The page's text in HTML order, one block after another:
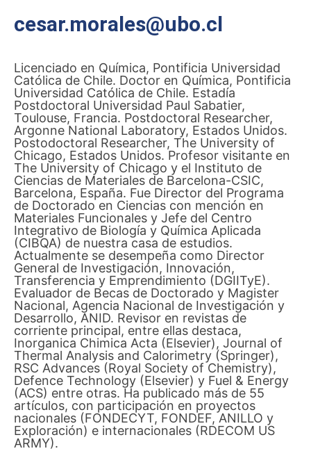
cesar.morales@ubo.cl
Licenciado en Química, Pontificia Universidad
Católica de Chile. Doctor en Química, Pontificia
Universidad Católica de Chile. Estadía
Postdoctoral Universidad Paul Sabatier,
Toulouse, Francia. Postdoctoral Researcher,
Argonne National Laboratory, Estados Unidos.
Postodoctoral Researcher, The University of
Chicago, Estados Unidos. Profesor visitante en
The University of Chicago y el Instituto de
Ciencias de Materiales de Barcelona-CSIC,
Barcelona, España. Fue Director del Programa
de Doctorado en Ciencias con mención en
Materiales Funcionales y Jefe del Centro
Integrativo de Biología y Química Aplicada
(CIBQA) de nuestra casa de estudios.
Actualmente se desempeña como Director
General de Investigación, Innovación,
Transferencia y Emprendimiento (DGIITyE).
Evaluador de Becas de Doctorado y Magister
Nacional, Agencia Nacional de Investigación y
Desarrollo, ANID. Revisor en revistas de
corriente principal, entre ellas destaca,
Inorganica Chimica Acta (Elsevier), Journal of
Thermal Analysis and Calorimetry (Springer),
RSC Advances (Royal Society of Chemistry),
Defence Technology (Elsevier) y Fuel & Energy
(ACS) entre otras. Ha publicado más de 55
artículos, con participación en proyectos
nacionales (FONDECYT, FONDEF, ANILLO y
Exploración) e internacionales (RDECOM US
ARMY).